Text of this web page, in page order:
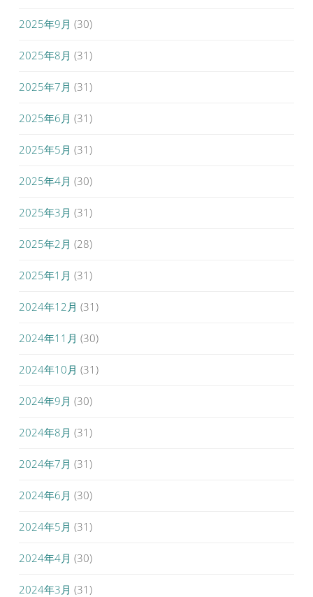
2025年9月 (30)
2025年8月 (31)
2025年7月 (31)
2025年6月 (31)
2025年5月 (31)
2025年4月 (30)
2025年3月 (31)
2025年2月 (28)
2025年1月 (31)
2024年12月 (31)
2024年11月 (30)
2024年10月 (31)
2024年9月 (30)
2024年8月 (31)
2024年7月 (31)
2024年6月 (30)
2024年5月 (31)
2024年4月 (30)
2024年3月 (31)